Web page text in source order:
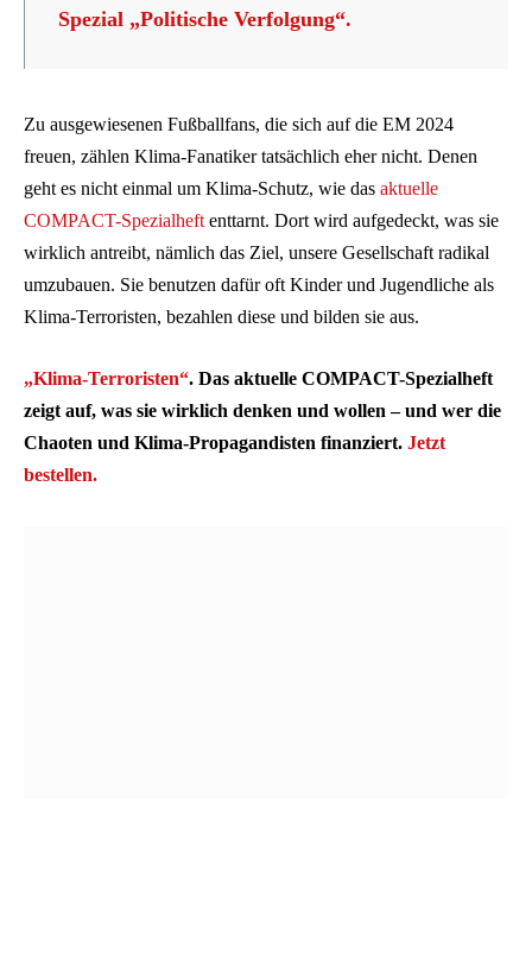
Spezial „Politische Verfolgung“.
Zu ausgewiesenen Fußballfans, die sich auf die EM 2024
freuen, zählen Klima-Fanatiker tatsächlich eher nicht. Denen
geht es nicht einmal um Klima-Schutz, wie das aktuelle
COMPACT-Spezialheft enttarnt. Dort wird aufgedeckt, was sie
wirklich antreibt, nämlich das Ziel, unsere Gesellschaft radikal
umzubauen. Sie benutzen dafür oft Kinder und Jugendliche als
Klima-Terroristen, bezahlen diese und bilden sie aus.
„Klima-Terroristen“. Das aktuelle COMPACT-Spezialheft
zeigt auf, was sie wirklich denken und wollen – und wer die
Chaoten und Klima-Propagandisten finanziert. Jetzt
bestellen.